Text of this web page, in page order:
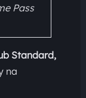
Pass
Standard,
na